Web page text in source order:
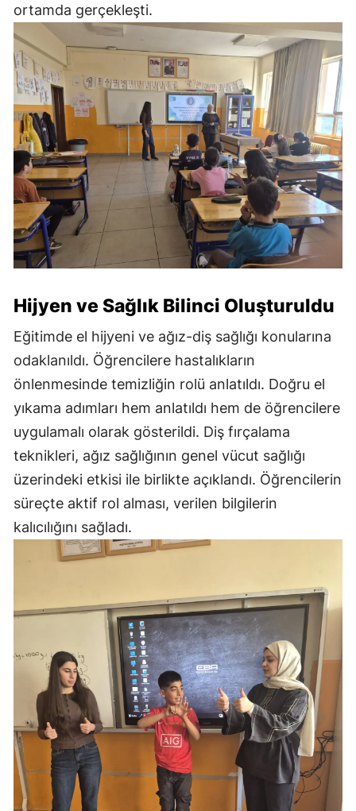
ortamda gerçekleşti.
Hijyen ve Sağlık Bilinci Oluşturuldu
Eğitimde el hijyeni ve ağız-diş sağlığı konularına
odaklanıldı. Öğrencilere hastalıkların
önlenmesinde temizliğin rolü anlatıldı. Doğru el
yıkama adımları hem anlatıldı hem de öğrencilere
uygulamalı olarak gösterildi. Diş fırçalama
teknikleri, ağız sağlığının genel vücut sağlığı
üzerindeki etkisi ile birlikte açıklandı. Öğrencilerin
süreçte aktif rol alması, verilen bilgilerin
kalıcılığını sağladı.